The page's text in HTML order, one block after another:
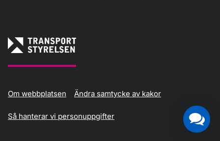
Om webbplatsen Ändra samtycke av kakor
Så hanterar vi personuppgifter